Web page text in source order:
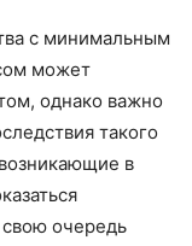
с минимальным
может
однако важно
такого
в
очередь